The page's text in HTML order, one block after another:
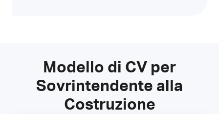
Modello di CV per
Sovrintendente alla
Costruzione